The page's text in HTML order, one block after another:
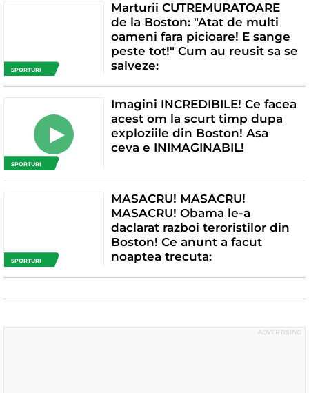
SPORTURI
Marturii CUTREMURATOARE
de la Boston: "Atat de multi
oameni fara picioare! E sange
peste tot!" Cum au reusit sa se
salveze:
SPORTURI
Imagini INCREDIBILE! Ce facea
acest om la scurt timp dupa
exploziile din Boston! Asa
ceva e INIMAGINABIL!
SPORTURI
MASACRU! MASACRU!
MASACRU! Obama le-a
daclarat razboi teroristilor din
Boston! Ce anunt a facut
noaptea trecuta: